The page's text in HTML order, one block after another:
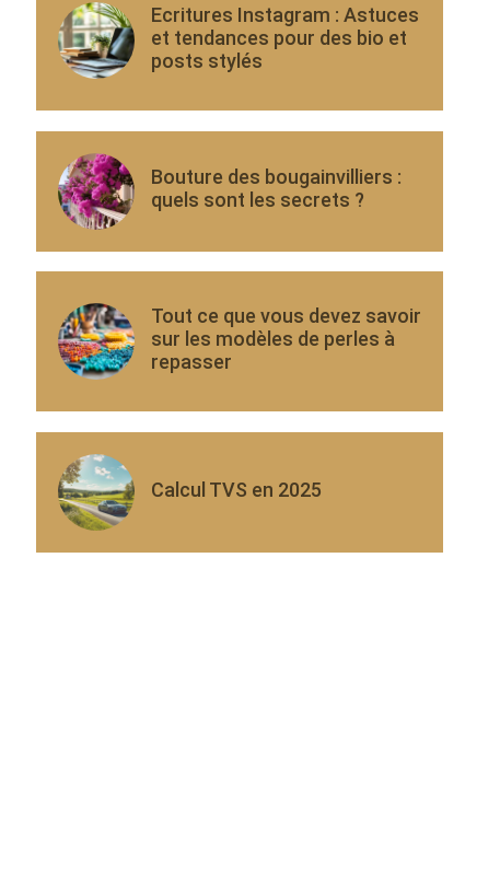
Ecritures Instagram : Astuces
et tendances pour des bio et
posts stylés
Bouture des bougainvilliers :
quels sont les secrets ?
Tout ce que vous devez savoir
sur les modèles de perles à
repasser
Calcul TVS en 2025